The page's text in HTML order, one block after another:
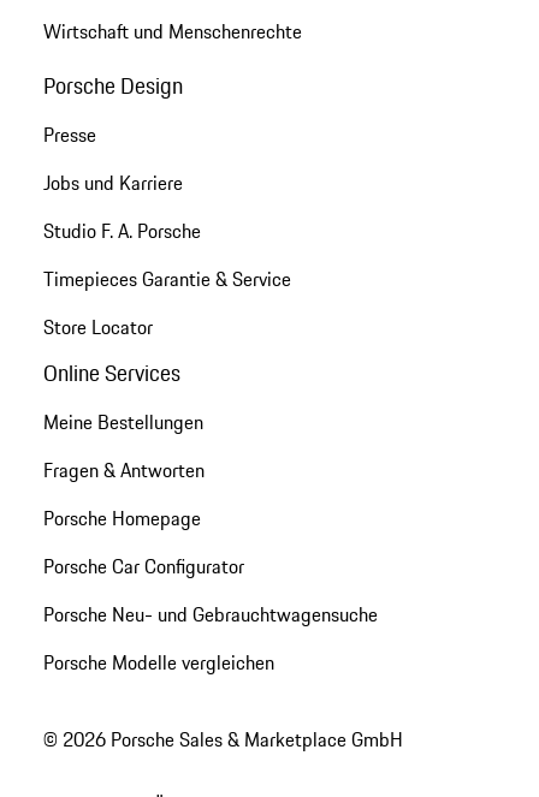
Wirtschaft und Menschenrechte
Porsche Design
Presse
Jobs und Karriere
Studio F. A. Porsche
Timepieces Garantie & Service
Store Locator
Online Services
Meine Bestellungen
Fragen & Antworten
Porsche Homepage
Porsche Car Configurator
Porsche Neu- und Gebrauchtwagensuche
Porsche Modelle vergleichen
© 2026 Porsche Sales & Marketplace GmbH